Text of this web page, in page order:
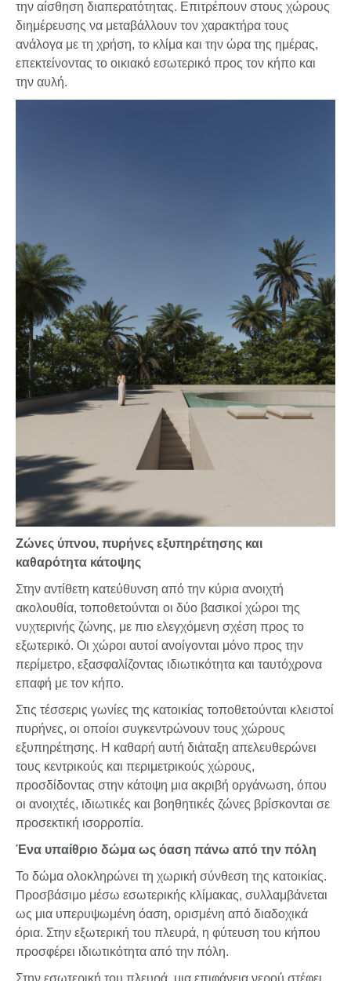
την αίσθηση διαπερατότητας. Επιτρέπουν στους χώρους
διημέρευσης να μεταβάλλουν τον χαρακτήρα τους
ανάλογα με τη χρήση, το κλίμα και την ώρα της ημέρας,
επεκτείνοντας το οικιακό εσωτερικό προς τον κήπο και
την αυλή.
Ζώνες ύπνου, πυρήνες εξυπηρέτησης και
καθαρότητα κάτοψης
Στην αντίθετη κατεύθυνση από την κύρια ανοιχτή
ακολουθία, τοποθετούνται οι δύο βασικοί χώροι της
νυχτερινής ζώνης, με πιο ελεγχόμενη σχέση προς το
εξωτερικό. Οι χώροι αυτοί ανοίγονται μόνο προς την
περίμετρο, εξασφαλίζοντας ιδιωτικότητα και ταυτόχρονα
επαφή με τον κήπο.
Στις τέσσερις γωνίες της κατοικίας τοποθετούνται κλειστοί
πυρήνες, οι οποίοι συγκεντρώνουν τους χώρους
εξυπηρέτησης. Η καθαρή αυτή διάταξη απελευθερώνει
τους κεντρικούς και περιμετρικούς χώρους,
προσδίδοντας στην κάτοψη μια ακριβή οργάνωση, όπου
οι ανοιχτές, ιδιωτικές και βοηθητικές ζώνες βρίσκονται σε
προσεκτική ισορροπία.
Ένα υπαίθριο δώμα ως όαση πάνω από την πόλη
Το δώμα ολοκληρώνει τη χωρική σύνθεση της κατοικίας.
Προσβάσιμο μέσω εσωτερικής κλίμακας, συλλαμβάνεται
ως μια υπερυψωμένη όαση, ορισμένη από διαδοχικά
όρια. Στην εξωτερική του πλευρά, η φύτευση του κήπου
προσφέρει ιδιωτικότητα από την πόλη.
Στην εσωτερική του πλευρά, μια επιφάνεια νερού στέφει